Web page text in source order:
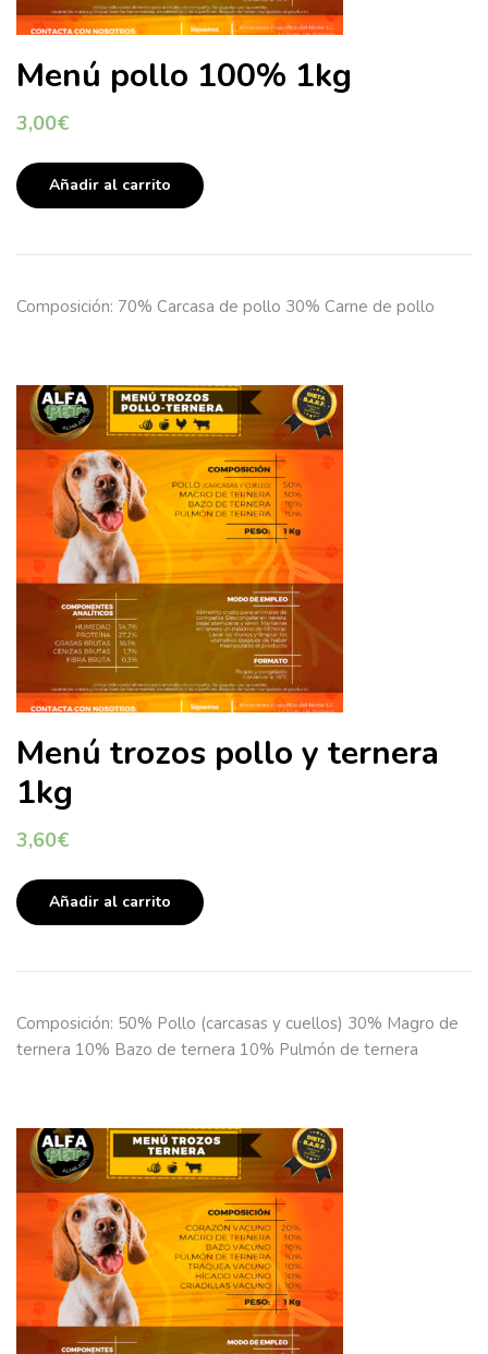
Menú pollo 100% 1kg
3,00€
Añadir al carrito
Composición: 70% Carcasa de pollo 30% Carne de pollo
Menú trozos pollo y ternera
1kg
3,60€
Añadir al carrito
Composición: 50% Pollo (carcasas y cuellos) 30% Magro de
ternera 10% Bazo de ternera 10% Pulmón de ternera